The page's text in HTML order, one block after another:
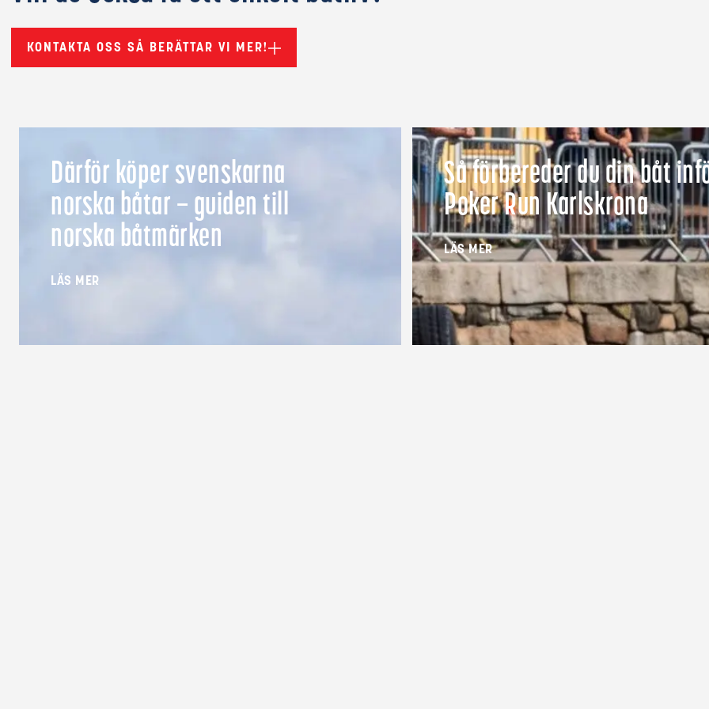
KONTAKTA OSS SÅ BERÄTTAR VI MER!
Därför köper svenskarna
norska båtar – guiden till
norska båtmärken
LÄS MER
Så förbereder du din båt
Poker Run Karlskrona
LÄS MER